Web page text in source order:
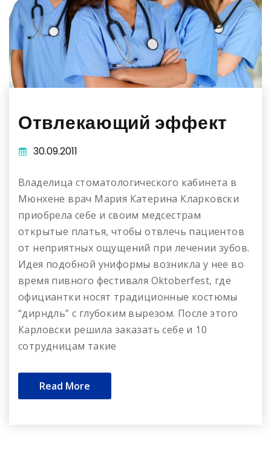
Отвлекающий эффект
30.09.2011
Владелица стоматологического кабинета в
Мюнхене врач Мария Катерина Кларковски
приобрела себе и своим медсестрам
открытые платья, чтобы отвлечь пациентов
от неприятных ощущений при лечении зубов.
Идея подобной униформы возникла у нее во
время пивного фестиваля Oktoberfest, где
официантки носят традиционные костюмы
“дирндль” с глубоким вырезом. После этого
Карловски решила заказать себе и 10
сотрудницам такие
Read More